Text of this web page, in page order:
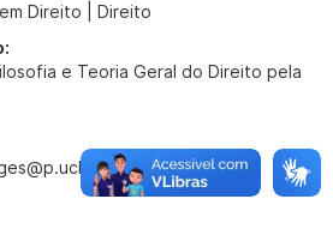
Direito | Direito
e Teoria Geral do Direito pela